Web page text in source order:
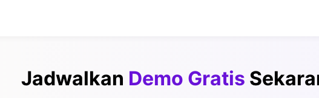
Jadwalkan Demo Gratis